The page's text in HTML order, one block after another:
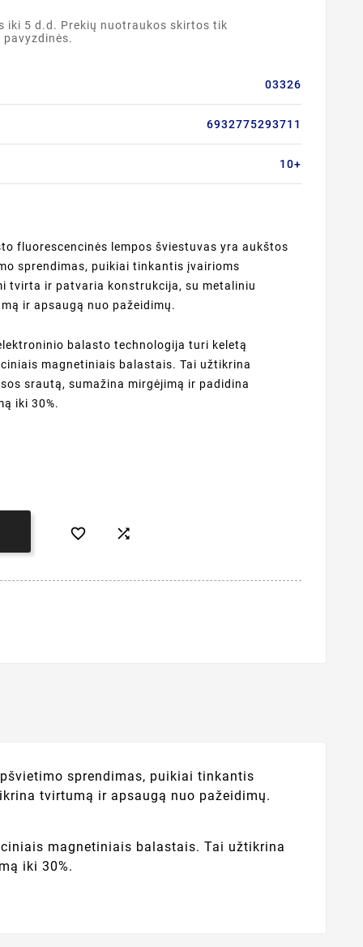
iki 5 d.d. Prekių nuotraukos skirtos tik
03326
6932775293711
10+
fluorescencinės lempos šviestuvas yra aukštos
sprendimas, puikiai tinkantis įvairioms
tvirta ir patvaria konstrukcija, su metaliniu
ir apsaugą nuo pažeidimų.
balasto technologija turi keletą
magnetiniais balastais. Tai užtikrina
srautą, sumažina mirgėjimą ir padidina
iki 30%.
 
sprendimas, puikiai tinkantis
tvirtumą ir apsaugą nuo pažeidimų.
magnetiniais balastais. Tai užtikrina
iki 30%.